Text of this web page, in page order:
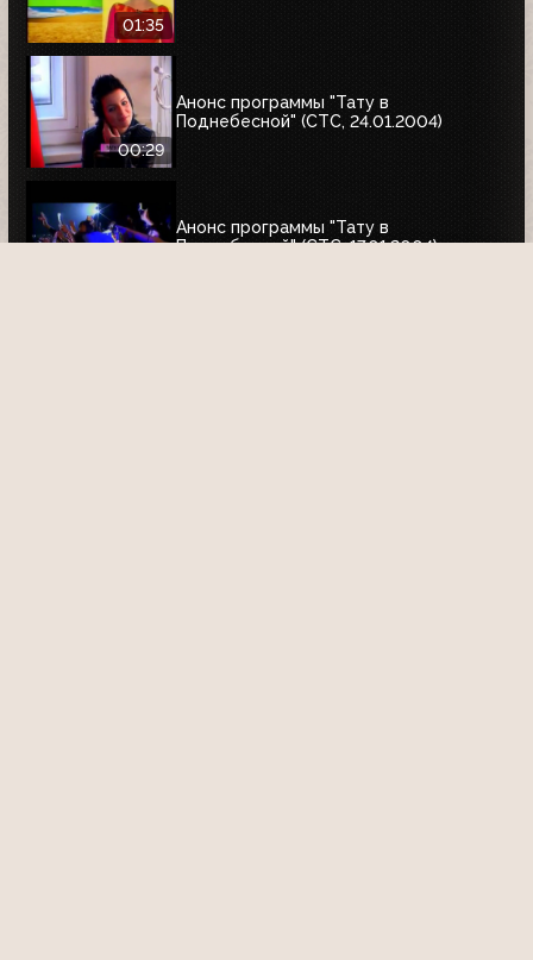
01:35
00:29
Анонс программы "Тату в
Поднебесной" (СТС, 24.01.2004)
Анонс программы "Тату в
Поднебесной" (СТС, 17.01.2004)